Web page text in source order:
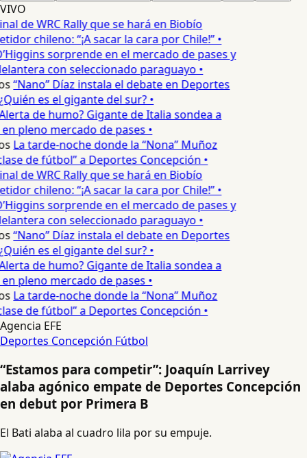
VIVO
de WRC Rally que se hará en Biobío
chileno: “¡A sacar la cara por Chile!” •
sorprende en el mercado de pases y
con seleccionado paraguayo •
“Nano” Díaz instala el debate en Deportes
es el gigante del sur? •
de humo? Gigante de Italia sondea a
pleno mercado de pases •
La tarde-noche donde la “Nona” Muñoz
de fútbol” a Deportes Concepción •
de WRC Rally que se hará en Biobío
chileno: “¡A sacar la cara por Chile!” •
sorprende en el mercado de pases y
con seleccionado paraguayo •
“Nano” Díaz instala el debate en Deportes
es el gigante del sur? •
de humo? Gigante de Italia sondea a
pleno mercado de pases •
La tarde-noche donde la “Nona” Muñoz
de fútbol” a Deportes Concepción •
Agencia EFE
Deportes Concepción Fútbol
“Estamos para competir”: Joaquín Larrivey
alaba agónico empate de Deportes Concepción
en debut por Primera B
El Bati alaba al cuadro lila por su empuje.